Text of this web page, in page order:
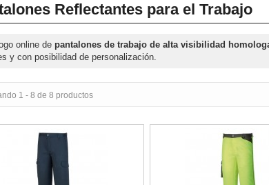
Reflectantes para el Trabajo
online de pantalones de trabajo de alta visibilidad
y con posibilidad de personalización.
1 - 8 de 8 productos
alta visibilidad de tergal Pantalón de alta